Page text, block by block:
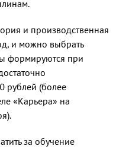
и производ­ственная
и можно вы­брать
формируются при
рублей (более
«Карьера» на
за обучение